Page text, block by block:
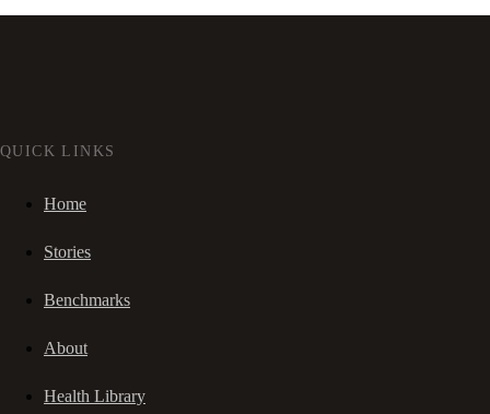
QUICK LINKS
Home
Stories
Benchmarks
About
Health Library